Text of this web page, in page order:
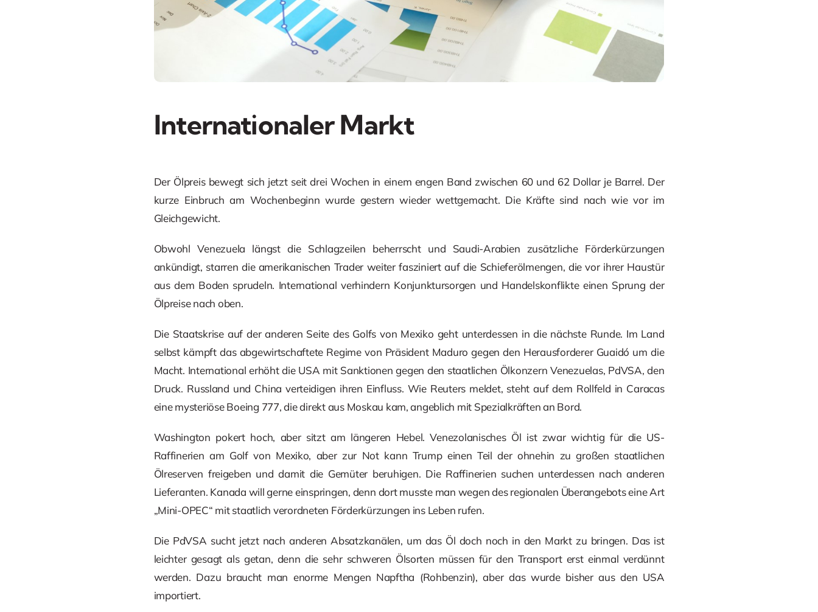
Internationaler Markt
Der Ölpreis bewegt sich jetzt seit drei Wochen in einem engen Band zwischen 60 und 62 Dollar je Barrel. Der
kurze Einbruch am Wochenbeginn wurde gestern wieder wettgemacht. Die Kräfte sind nach wie vor im
Gleichgewicht.
Obwohl Venezuela längst die Schlagzeilen beherrscht und Saudi-Arabien zusätzliche Förderkürzungen
ankündigt, starren die amerikanischen Trader weiter fasziniert auf die Schieferölmengen, die vor ihrer Haustür
aus dem Boden sprudeln. International verhindern Konjunktursorgen und Handelskonflikte einen Sprung der
Ölpreise nach oben.
Die Staatskrise auf der anderen Seite des Golfs von Mexiko geht unterdessen in die nächste Runde. Im Land
selbst kämpft das abgewirtschaftete Regime von Präsident Maduro gegen den Herausforderer Guaidó um die
Macht. International erhöht die USA mit Sanktionen gegen den staatlichen Ölkonzern Venezuelas, PdVSA, den
Druck. Russland und China verteidigen ihren Einfluss. Wie Reuters meldet, steht auf dem Rollfeld in Caracas
eine mysteriöse Boeing 777, die direkt aus Moskau kam, angeblich mit Spezialkräften an Bord.
Washington pokert hoch, aber sitzt am längeren Hebel. Venezolanisches Öl ist zwar wichtig für die US-
Raffinerien am Golf von Mexiko, aber zur Not kann Trump einen Teil der ohnehin zu großen staatlichen
Ölreserven freigeben und damit die Gemüter beruhigen. Die Raffinerien suchen unterdessen nach anderen
Lieferanten. Kanada will gerne einspringen, denn dort musste man wegen des regionalen Überangebots eine Art
„Mini-OPEC“ mit staatlich verordneten Förderkürzungen ins Leben rufen.
Die PdVSA sucht jetzt nach anderen Absatzkanälen, um das Öl doch noch in den Markt zu bringen. Das ist
leichter gesagt als getan, denn die sehr schweren Ölsorten müssen für den Transport erst einmal verdünnt
werden. Dazu braucht man enorme Mengen Napftha (Rohbenzin), aber das wurde bisher aus den USA
importiert.